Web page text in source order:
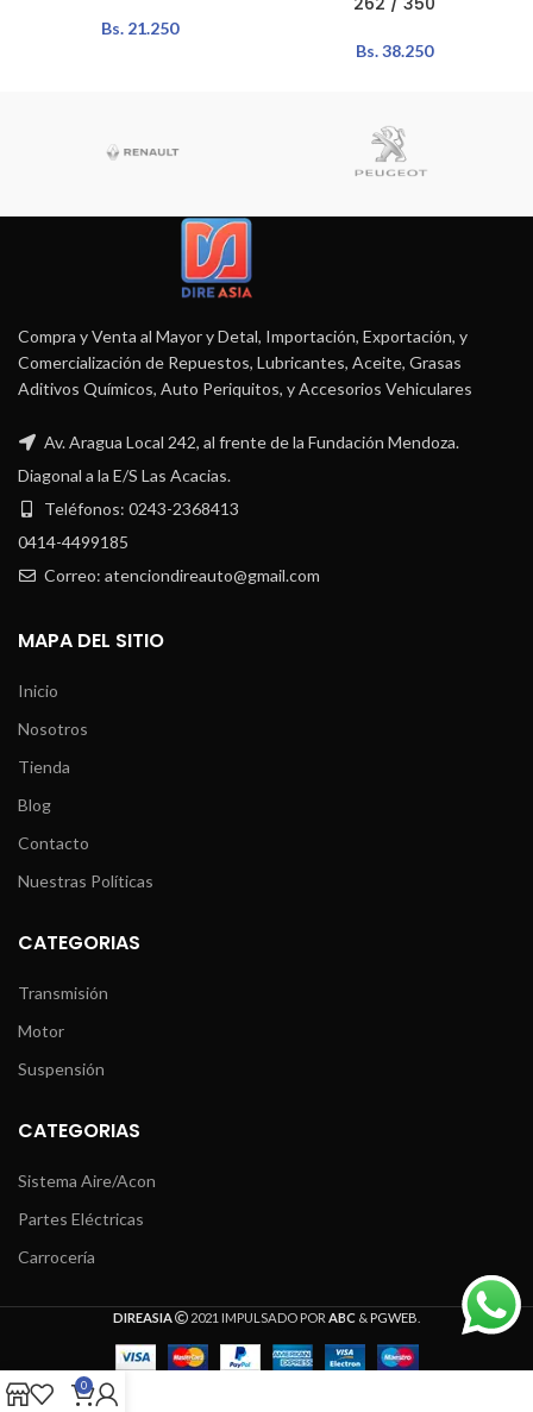
Bs.21.250
Bs.38.250
Compra y Venta al Mayor y Detal, Importación, Exportación, y
Comercialización de Repuestos, Lubricantes, Aceite, Grasas
Aditivos Químicos, Auto Periquitos, y Accesorios Vehiculares
Av. Aragua Local 242, al frente de la Fundación Mendoza.
Diagonal a la E/S Las Acacias.
Teléfonos: 0243-2368413
0414-4499185
Correo: atenciondireauto@gmail.com
MAPA DEL SITIO
Inicio
Nosotros
Tienda
Blog
Contacto
Nuestras Políticas
CATEGORIAS
Transmisión
Motor
Suspensión
CATEGORIAS
Sistema Aire/Acon
Partes Eléctricas
Carrocería
DIREASIA 2021 IMPULSADO POR ABC &PGWEB
0